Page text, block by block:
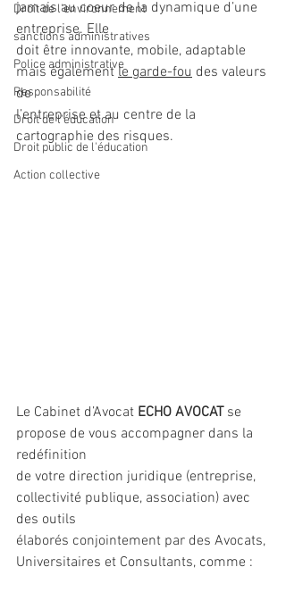
Droit de l'environnement
sanctions administratives
Police administrative
Responsabilité
Droit de l'éducation
Droit public de l'éducation
Action collective
jamais au coeur de la dynamique d’une
entreprise. Elle
doit être innovante, mobile, adaptable
mais également le garde-fou des valeurs
de
l’entreprise et au centre de la
cartographie des risques.
Le Cabinet d’Avocat ECHO AVOCAT se
propose de vous accompagner dans la
redéfinition
de votre direction juridique (entreprise,
collectivité publique, association) avec
des outils
élaborés conjointement par des Avocats,
Universitaires et Consultants, comme :